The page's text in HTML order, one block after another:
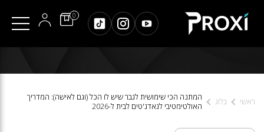
0
ראשי בלוג
המתנה הכי שימושית לגבר שיש לו הכל (וגם לאישה): המדריך
האולטימטיבי לגאדג'טים לבית ל-2026